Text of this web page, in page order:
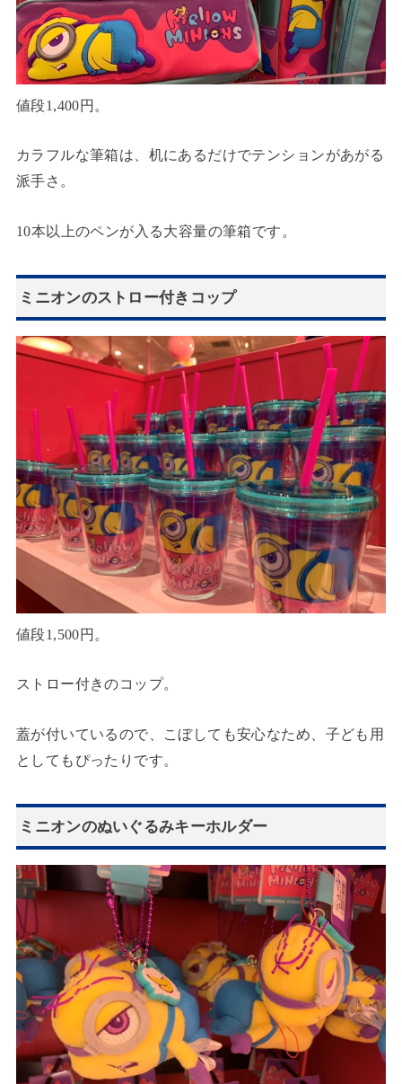
値段1,400円。
カラフルな筆箱は、机にあるだけでテンションがあがる
派手さ。
10本以上のペンが入る大容量の筆箱です。
ミニオンのストロー付きコップ
値段1,500円。
ストロー付きのコップ。
蓋が付いているので、こぼしても安心なため、子ども用
としてもぴったりです。
ミニオンのぬいぐるみキーホルダー